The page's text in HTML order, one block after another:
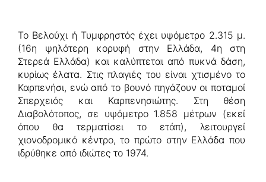
Το Βελούχι ή Τυμφρηστός έχει υψόμετρο 2.315 μ.
(16η ψηλότερη κορυφή στην Ελλάδα, 4η στη
Στερεά Ελλάδα) και καλύπτεται από πυκνά δάση,
κυρίως έλατα. Στις πλαγιές του είναι χτισμένο το
Καρπενήσι, ενώ από το βουνό πηγάζουν οι ποταμοί
Σπερχειός και Καρπενησιώτης. Στη θέση
Διαβολότοπος, σε υψόμετρο 1.858 μέτρων (εκεί
όπου θα τερματίσει το ετάπ), λειτουργεί
χιονοδρομικό κέντρο, το πρώτο στην Ελλάδα που
ιδρύθηκε από ιδιώτες το 1974.